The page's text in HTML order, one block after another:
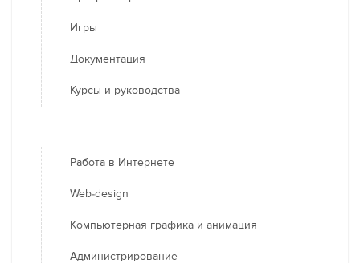
Игры
Документация
Курсы и руководства
Работа в Интернете
Web-design
Компьютерная графика и анимация
Администрирование